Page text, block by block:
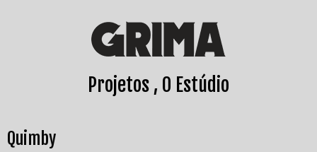
Projetos O Estúdio
Quimby